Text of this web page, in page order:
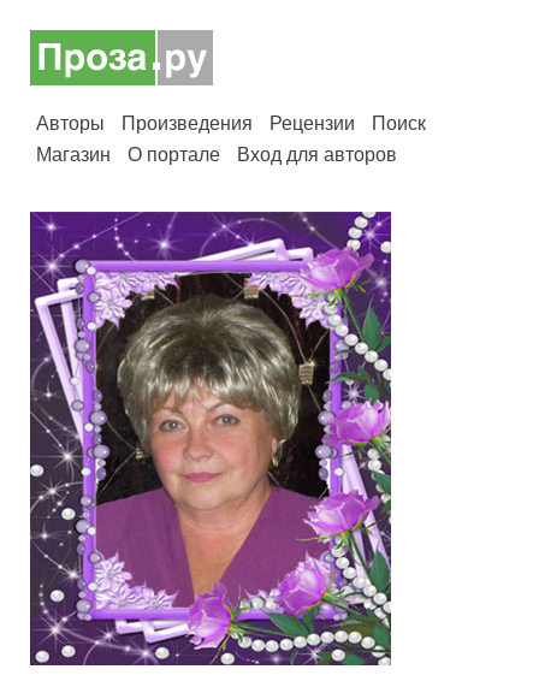
Авторы Произведения Рецензии
Поиск
Магазин
О портале Вход для авторов